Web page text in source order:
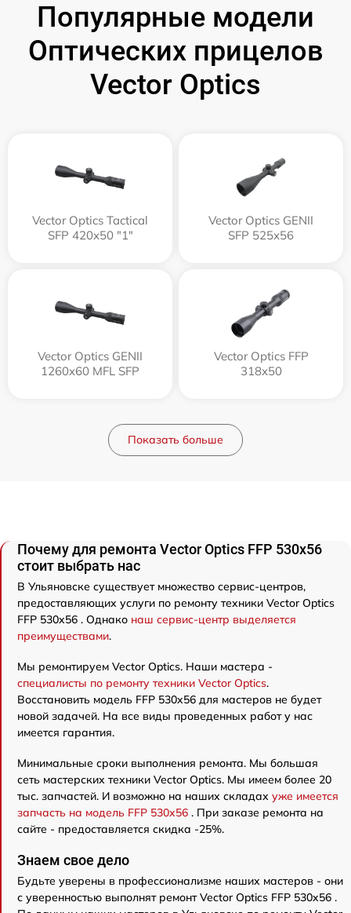
Популярные модели
Оптических прицелов
Vector Optics
Vector Optics Tactical
SFP 420x50 "1"
Vector Optics GENII
SFP 525x56
Vector Optics GENII
1260x60 MFL SFP
Vector Optics FFP
318x50
Показать больше
Почему для ремонта Vector Optics FFP 530x56
стоит выбрать нас
В Ульяновске существует множество сервис-центров,
предоставляющих услуги по ремонту техники Vector Optics
FFP 530x56 . Однако наш сервис-центр выделяется
преимуществами.
Мы ремонтируем Vector Optics. Наши мастера -
специалисты по ремонту техники Vector Optics.
Восстановить модель FFP 530x56 для мастеров не будет
новой задачей. На все виды проведенных работ у нас
имеется гарантия.
Минимальные сроки выполнения ремонта. Мы большая
сеть мастерских техники Vector Optics. Мы имеем более 20
тыс. запчастей. И возможно на наших складах уже имеется
запчасть на модель FFP 530x56 . При заказе ремонта на
сайте - предоставляется скидка -25%.
Знаем свое дело
Будьте уверены в профессионализме наших мастеров - они
с уверенностью выполнят ремонт Vector Optics FFP 530x56 .